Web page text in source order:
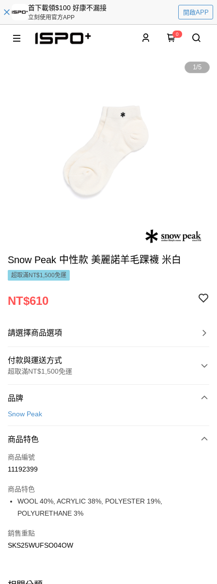
首下載領$100 好康不漏接
立刻使用官方APP
開啟APP
0
1/5
Snow Peak 中性款 美麗諾羊毛踝襪 米白
超取滿NT$1,500免運
NT$610
請選擇商品選項
付款與運送方式
超取滿NT$1,500免運
信用卡一次付款
Apple Pay
悠遊付
7-11取貨(快速到店)
每筆NT$100，滿NT$1,500(含以上)免運費
宅配-本島
每筆NT$100，滿NT$1,500(含以上)免運費
品牌
Snow Peak
商品特色
商品編號
11192399
商品特色
WOOL 40%, ACRYLIC 38%, POLYESTER 19%,
POLYURETHANE 3%
銷售重點
SKS25WUFSO04OW